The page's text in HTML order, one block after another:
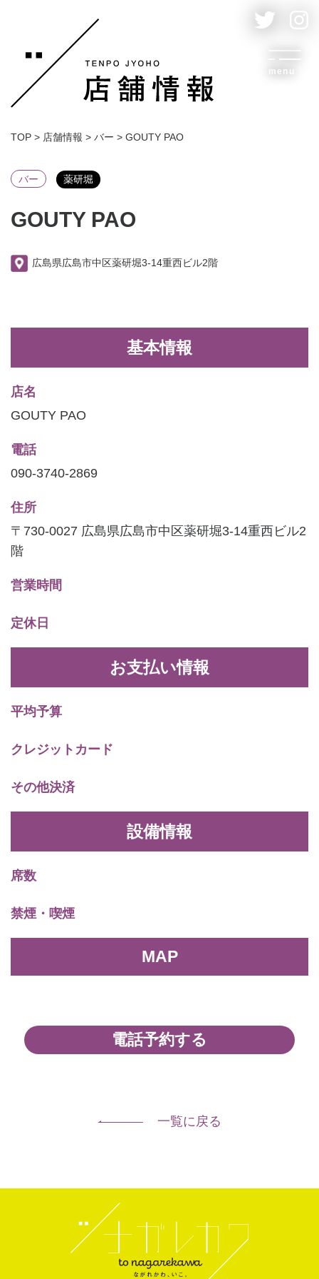
menu
TOP > 店舗情報 > バー > GOUTY PAO
バー 薬研堀
GOUTY PAO
広島県広島市中区薬研堀3-14重西ビル2階
基本情報
店名
GOUTY PAO
電話
090-3740-2869
住所
〒730-0027 広島県広島市中区薬研堀3-14重西ビル2
階
営業時間
定休日
お支払い情報
平均予算
クレジットカード
その他決済
設備情報
席数
禁煙・喫煙
MAP
電話予約する
一覧に戻る